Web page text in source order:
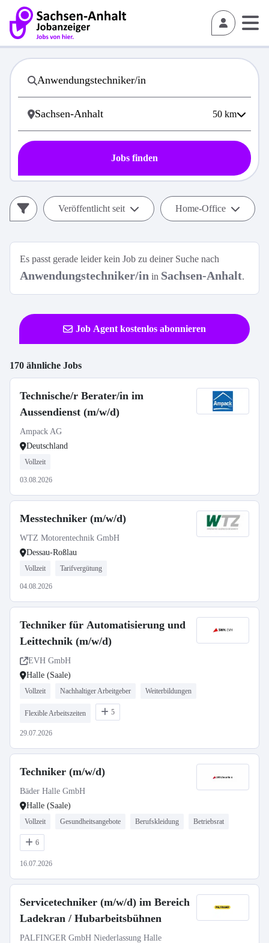
50 km
Jobs finden
Veröffentlicht seit Home-Office
Es passt gerade leider kein Job zu deiner Suche nach
Anwendungstechniker/in in Sachsen-Anhalt.
Job Agent kostenlos abonnieren
170 ähnliche Jobs
Technische/r Berater/in im
Aussendienst (m/w/d)
Ampack AG
Deutschland
Vollzeit
03.08.2026
Messtechniker (m/w/d)
WTZ Motorentechnik GmbH
Dessau-Roßlau
Vollzeit Tarifvergütung
04.08.2026
Techniker für Automatisierung und
Leittechnik (m/w/d)
EVH GmbH
Halle (Saale)
Vollzeit Nachhaltiger Arbeitgeber Weiterbildungen
Flexible Arbeitszeiten 5
29.07.2026
Techniker (m/w/d)
Bäder Halle GmbH
Halle (Saale)
Vollzeit Gesundheitsangebote Berufskleidung Betriebsrat
6
16.07.2026
Servicetechniker (m/w/d) im Bereich
Ladekran / Hubarbeitsbühnen
PALFINGER GmbH Niederlassung Halle